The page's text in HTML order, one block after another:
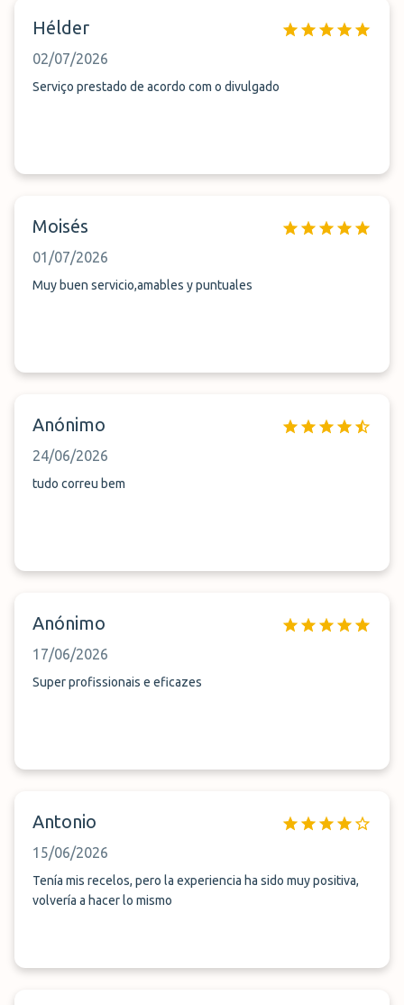
Hélder
02/07/2026
Serviço prestado de acordo com o divulgado
Moisés
01/07/2026
Muy buen servicio,amables y puntuales
Anónimo
24/06/2026
tudo correu bem
Anónimo
17/06/2026
Super profissionais e eficazes
Antonio
15/06/2026
Tenía mis recelos, pero la experiencia ha sido muy positiva,
volvería a hacer lo mismo